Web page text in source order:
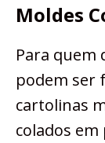
Moldes
Para quem
podem ser
cartolinas
colados